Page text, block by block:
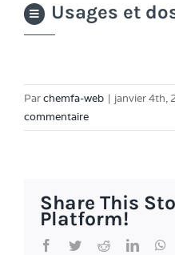
Usages et
Parchemfa-web | janvier 4th,
commentaire
Share This
Platform!
Facebook
TwitterReddit